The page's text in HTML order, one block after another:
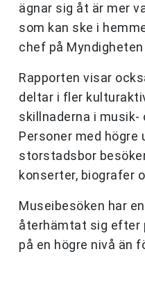
ägnar sig åt är mer
som kan ske i
chef på
Rapporten visar
deltar i fler
skillnaderna i musik-
Personer med högre
storstadsbor
konserter, biografer
Museibesöken har
återhämtat sig efter
på en högre nivå än